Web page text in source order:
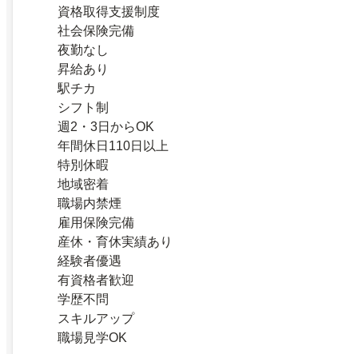
資格取得支援制度
社会保険完備
夜勤なし
昇給あり
駅チカ
シフト制
週2・3日からOK
年間休日110日以上
特別休暇
地域密着
職場内禁煙
雇用保険完備
産休・育休実績あり
経験者優遇
有資格者歓迎
学歴不問
スキルアップ
職場見学OK